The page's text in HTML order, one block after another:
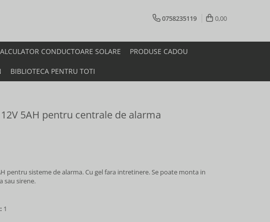
0758235119 0,00
CONDUCTOARE SOLARE PRODUSE CADOU
BIBLIOTECA PENTRU TOTI
5AH pentru centrale de alarma
pentru sisteme de alarma. Cu gel fara intretinere. Se poate monta in
sau sirene.
1